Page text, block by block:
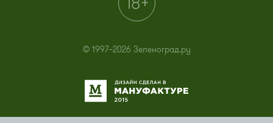
© 1997–2026 Зеленоград.ру